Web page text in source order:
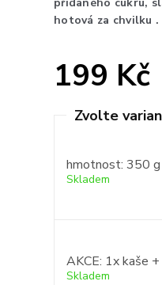
hotová za chvilku .
199 Kč
cena:
hmotnost: 350 g
Skladem
AKCE: 1x kaše
Skladem